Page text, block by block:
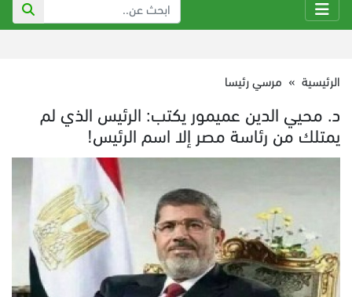
الرئيسية » مرسي رئيسا
د. محيي الدين عميمور يكتب: الرئيس الذي لم
يمتلك من رئاسة مصر إلا اسم الرئيس!